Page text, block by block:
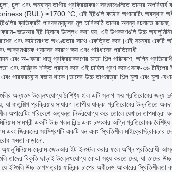
চুলা এবং অন্যান্য তাপীয় প্রক্রিয়াকরণ সরঞ্জামগুলিতে তাদের
(RUL) ≥1700 °C, এই ইটগুলি কঠোর অপারেটিং অবস্থার
ব্যতিক্রমী পারফরম্যান্সের মূল চাবিকাঠি তাদের অনন্য রচনাতে
জেডআর ইট হিসাবে উল্লেখ করা হয়, এই উপকরণগুলি উচ্চ
এবং কাঠামোগত অখণ্ডতার সাথে একত্রিত করে।এই সমন্বয় একটি
গ্যাসের কারণে ক্ষয় এবং পরিধানের প্রতিরোধী.
এবং অ-ফেরো ধাতু প্রক্রিয়াকরণের মতো শিল্প পরিবেশে, অগ্নি
এবং যান্ত্রিক শক্তি প্রদান করে এই চাহিদা পূরণ করেএসকে-৩৬ টাইপের
পারফরম্যান্স বজায় থাকে।তাদের উচ্চ তাপমাত্রা শিল্প চুলা এবং চুলা
অন্যতম উল্লেখযোগ্য বৈশিষ্ট্য হ'ল এটি স্লাগ ক্ষয় প্রতিরোধের জন্য
ধাতুশিল্প প্রক্রিয়ায় সাধারণ।তাপীয় ধাক্কা প্রতিরোধের উন্নতিতে
অপারেটিং পরিবেশে অত্যন্ত নির্ভরযোগ্য করে তোলে যেখানে তাপমাত্রা
সামগ্রী একটি উচ্চ গলন বিন্দু এবং চমৎকার অগ্নি প্রতিরোধক বৈশিষ্ট্য
এবং জিরকনের সংমিশ্রণটি একটি ঘন এবং স্থিতিশীল
ক্ষমতা বাড়ানো.
ক্রোম-জেডআর ইট ইনস্টল করার ফলে অগ্নি প্রতিরোধী
তাদের বিকৃতি ছাড়াই উল্লেখযোগ্য বোঝা সহ্য করতে দেয়, যা
ইটগুলি উচ্চ তাপমাত্রায় যান্ত্রিক চাপের অধীনেও আকারের